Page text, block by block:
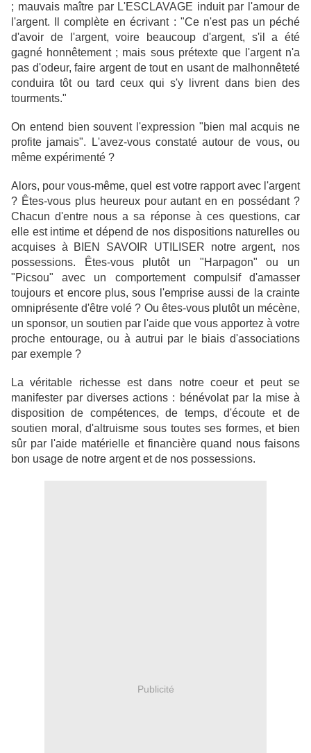
; mauvais maître par L'ESCLAVAGE induit par l'amour de
l'argent. Il complète en écrivant : "Ce n'est pas un péché
d'avoir de l'argent, voire beaucoup d'argent, s'il a été
gagné honnêtement ; mais sous prétexte que l'argent n'a
pas d'odeur, faire argent de tout en usant de malhonnêteté
conduira tôt ou tard ceux qui s'y livrent dans bien des
tourments."
On entend bien souvent l'expression "bien mal acquis ne
profite jamais". L'avez-vous constaté autour de vous, ou
même expérimenté ?
Alors, pour vous-même, quel est votre rapport avec l'argent
? Êtes-vous plus heureux pour autant en en possédant ?
Chacun d'entre nous a sa réponse à ces questions, car
elle est intime et dépend de nos dispositions naturelles ou
acquises à BIEN SAVOIR UTILISER notre argent, nos
possessions. Êtes-vous plutôt un "Harpagon" ou un
"Picsou" avec un comportement compulsif d'amasser
toujours et encore plus, sous l'emprise aussi de la crainte
omniprésente d'être volé ? Ou êtes-vous plutôt un mécène,
un sponsor, un soutien par l'aide que vous apportez à votre
proche entourage, ou à autrui par le biais d'associations
par exemple ?
La véritable richesse est dans notre coeur et peut se
manifester par diverses actions : bénévolat par la mise à
disposition de compétences, de temps, d'écoute et de
soutien moral, d'altruisme sous toutes ses formes, et bien
sûr par l'aide matérielle et financière quand nous faisons
bon usage de notre argent et de nos possessions.
Publicité